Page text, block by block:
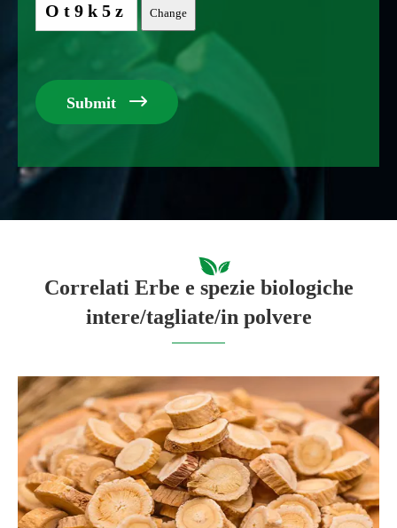
Ot9k5z Change
Submit 
Correlati Erbe e spezie biologiche
intere/tagliate/in polvere